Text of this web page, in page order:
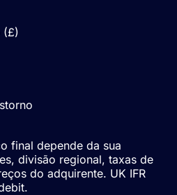
(£)
final depende da sua
divisão regional, taxas de
do adquirente. UK IFR